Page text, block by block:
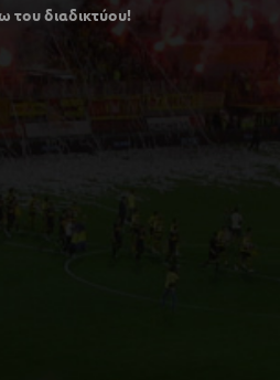
του διαδικτύου!